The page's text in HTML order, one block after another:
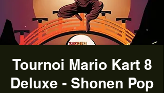
Tournoi Mario Kart 8
Deluxe - Shonen Pop